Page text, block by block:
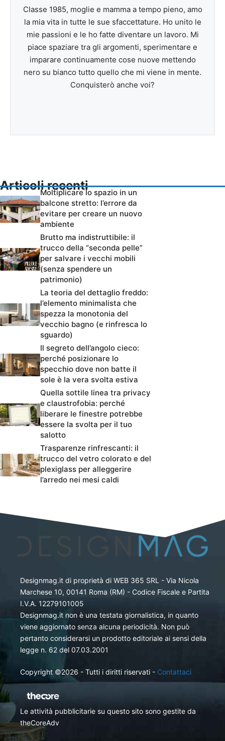
Classe 1985, moglie e mamma a tempo pieno, amo
la mia vita in tutte le sue sfaccettature. Ho unito le
mie passioni e le ho fatte diventare un lavoro. Mi
piace spaziare tra gli argomenti, sperimentare e
imparare continuamente cose nuove mettendo
nero su bianco tutto quello che mi viene in mente.
Conquisterò anche voi?
Articoli recenti
Moltiplicare lo spazio in un
balcone stretto: l’errore da
evitare per creare un nuovo
ambiente
Brutto ma indistruttibile: il
trucco della “seconda pelle”
per salvare i vecchi mobili
(senza spendere un
patrimonio)
La teoria del dettaglio freddo:
l’elemento minimalista che
spezza la monotonia del
vecchio bagno (e rinfresca lo
sguardo)
Il segreto dell’angolo cieco:
perché posizionare lo
specchio dove non batte il
sole è la vera svolta estiva
Quella sottile linea tra privacy
e claustrofobia: perché
liberare le finestre potrebbe
essere la svolta per il tuo
salotto
Trasparenze rinfrescanti: il
trucco del vetro colorato e del
plexiglass per alleggerire
l’arredo nei mesi caldi
Designmag.it di proprietà di WEB 365 SRL - Via Nicola
Marchese 10, 00141 Roma (RM) - Codice Fiscale e Partita
I.V.A. 12279101005
Designmag.it non è una testata giornalistica, in quanto
viene aggiornato senza alcuna periodicità. Non può
pertanto considerarsi un prodotto editoriale ai sensi della
legge n. 62 del 07.03.2001
Copyright ©2026 - Tutti i diritti riservati - Contattaci
Le attività pubblicitarie su questo sito sono gestite da
theCoreAdv